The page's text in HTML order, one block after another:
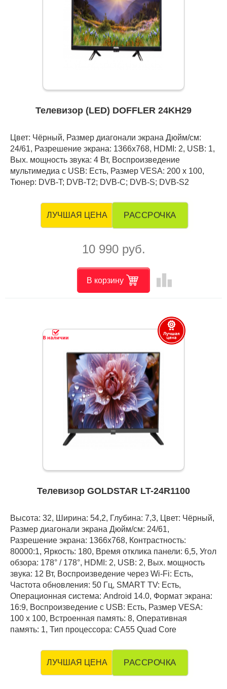
Телевизор (LED) DOFFLER 24KH29
Цвет: Чёрный, Размер диагонали экрана Дюйм/см:
24/61, Разрешение экрана: 1366x768, HDMI: 2, USB: 1,
Вых. мощность звука: 4 Вт, Воспроизведение
мультимедиа с USB: Есть, Размер VESA: 200 x 100,
Тюнер: DVB-T; DVB-T2; DVB-C; DVB-S; DVB-S2
ЛУЧШАЯ ЦЕНА РАССРОЧКА
10 990 руб.
В корзину leaderboard
Телевизор GOLDSTAR LT-24R1100
Высота: 32, Ширина: 54,2, Глубина: 7,3, Цвет: Чёрный,
Размер диагонали экрана Дюйм/см: 24/61,
Разрешение экрана: 1366x768, Контрастность:
80000:1, Яркость: 180, Время отклика панели: 6,5, Угол
обзора: 178° / 178°, HDMI: 2, USB: 2, Вых. мощность
звука: 12 Вт, Воспроизведение через Wi-Fi: Есть,
Частота обновления: 50 Гц, SMART TV: Есть,
Операционная система: Android 14.0, Формат экрана:
16:9, Воспроизведение с USB: Есть, Размер VESA:
100 х 100, Встроенная память: 8, Оперативная
память: 1, Тип процессора: CA55 Quad Core
ЛУЧШАЯ ЦЕНА РАССРОЧКА